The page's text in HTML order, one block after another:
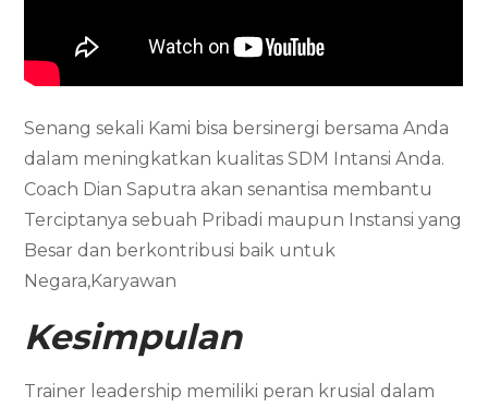
Senang sekali Kami bisa bersinergi bersama Anda
dalam meningkatkan kualitas SDM Intansi Anda.
Coach Dian Saputra akan senantisa membantu
Terciptanya sebuah Pribadi maupun Instansi yang
Besar dan berkontribusi baik untuk
Negara,Karyawan
Kesimpulan
Trainer leadership memiliki peran krusial dalam